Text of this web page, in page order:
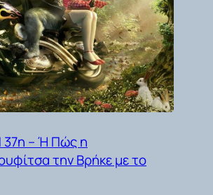
– Ή Πώς η
την Βρήκε με το